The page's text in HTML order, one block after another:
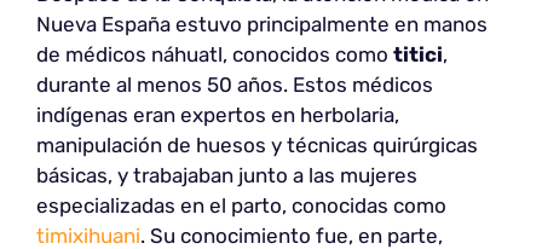
Nueva España estuvo principalmente en manos
de médicos náhuatl, conocidos como titici,
durante al menos 50 años. Estos médicos
indígenas eran expertos en herbolaria,
manipulación de huesos y técnicas quirúrgicas
básicas, y trabajaban junto a las mujeres
especializadas en el parto, conocidas como
timixihuani. Su conocimiento fue, en parte,